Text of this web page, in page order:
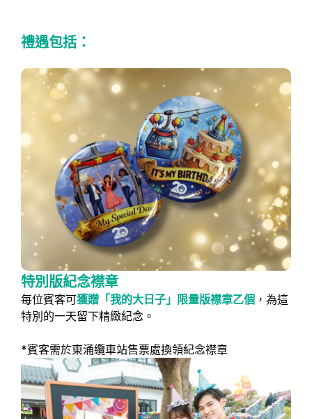
禮遇包括：
特別版紀念襟章
每位賓客可獲贈「我的大日子」限量版襟章乙個 ，為這
特別的一天留下精緻紀念。
*賓客需於東涌纜車站售票處換領紀念襟章